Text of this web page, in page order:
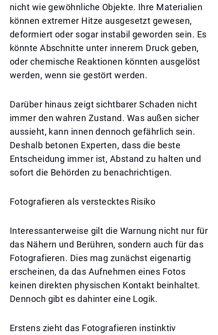
nicht wie gewöhnliche Objekte. Ihre Materialien
können extremer Hitze ausgesetzt gewesen,
deformiert oder sogar instabil geworden sein. Es
könnte Abschnitte unter innerem Druck geben,
oder chemische Reaktionen könnten ausgelöst
werden, wenn sie gestört werden.
Darüber hinaus zeigt sichtbarer Schaden nicht
immer den wahren Zustand. Was außen sicher
aussieht, kann innen dennoch gefährlich sein.
Deshalb betonen Experten, dass die beste
Entscheidung immer ist, Abstand zu halten und
sofort die Behörden zu benachrichtigen.
Fotografieren als verstecktes Risiko
Interessanterweise gilt die Warnung nicht nur für
das Nähern und Berühren, sondern auch für das
Fotografieren. Dies mag zunächst eigenartig
erscheinen, da das Aufnehmen eines Fotos
keinen direkten physischen Kontakt beinhaltet.
Dennoch gibt es dahinter eine Logik.
Erstens zieht das Fotografieren instinktiv